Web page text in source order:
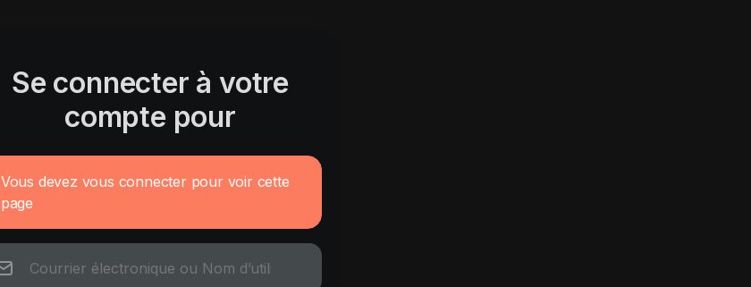
Se connecter à votre
compte pour
Vous devez vous connecter pour voir cette
page